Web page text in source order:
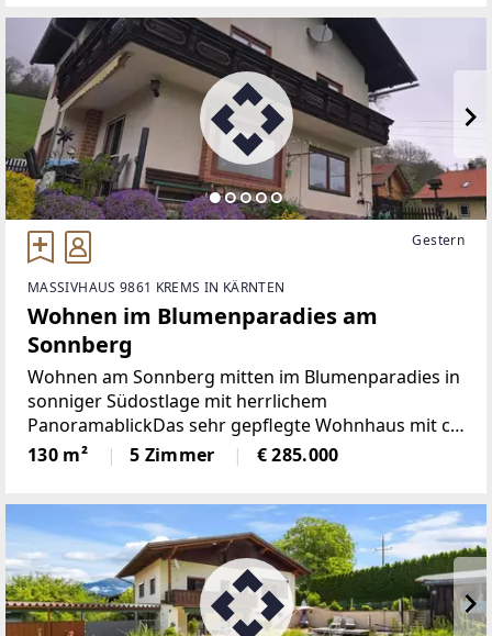
Gestern
MASSIVHAUS 9861 KREMS IN KÄRNTEN
Wohnen im Blumenparadies am
Sonnberg
Wohnen am Sonnberg mitten im Blumenparadies in
sonniger Südostlage mit herrlichem
PanoramablickDas sehr gepflegte Wohnhaus mit ca.
130 m² Wohnfläche wurde ca. im Jahre 1969 in
Massivbauweise errichtet und laufend
130 m² 5 Zimmer € 285.000